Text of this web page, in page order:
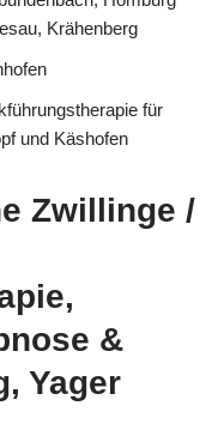
Krähenberg
für
und Käshofen
Zwillinge /
&
Yager